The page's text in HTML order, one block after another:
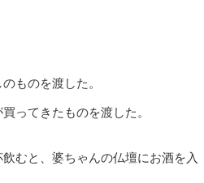
ものを渡した。
ってきたものを渡した。
むと、婆ちゃんの仏壇にお酒を入